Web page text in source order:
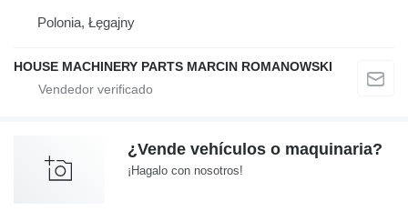
Polonia, Łęgajny
HOUSE MACHINERY PARTS MARCIN ROMANOWSKI
¿Vende vehículos o maquinaria?
¡Hagalo con nosotros!